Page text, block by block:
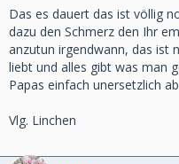
Das es dauert das ist völlig
dazu den Schmerz den Ihr
anzutun irgendwann, das ist
liebt und alles gibt was man
Papas einfach unersetzlich
Vlg. Linchen